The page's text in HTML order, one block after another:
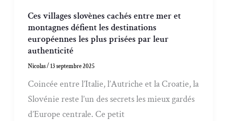
Ces villages slovènes cachés entre mer et
montagnes défient les destinations
européennes les plus prisées par leur
authenticité
Nicolas/13 septembre 2025
Coincée entre l’Italie, l’Autriche et la Croatie, la
Slovénie reste l’un des secrets les mieux gardés
d’Europe centrale. Ce petit